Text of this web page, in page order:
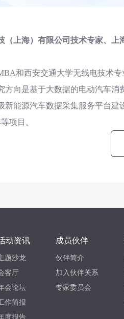
（上海）有限公司技术专家、
和西安交通大学无线电技术
方向是基于大数据的电动汽车
新能源汽车数据采集服务平台
项目。
动资讯
题沙龙
客厅
会论坛
作简报
度报告
成员伙伴
伙伴简介
加入伙伴关系
专家委员会